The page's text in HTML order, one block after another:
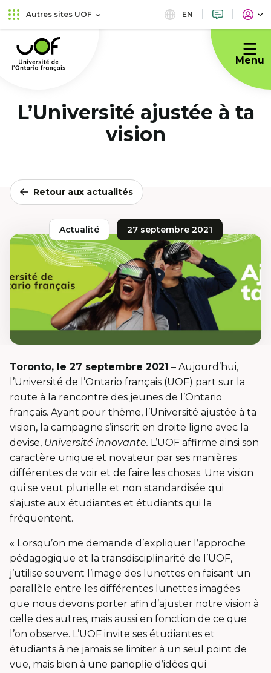
Aller
au
principal
Passer
au
contenu
Autres sites UOF EN
Université
de
l'Ontario
Menu
L’Université ajustée à ta
vision
Retour aux actualités
Actualité 27 septembre 2021
Toronto, le 27 septembre 2021 – Aujourd’hui,
l’Université de l’Ontario français (UOF) part sur la
route à la rencontre des jeunes de l’Ontario
français. Ayant pour thème, l’Université ajustée à ta
vision, la campagne s’inscrit en droite ligne avec la
devise, Université innovante. L’UOF affirme ainsi son
caractère unique et novateur par ses manières
différentes de voir et de faire les choses. Une vision
qui se veut plurielle et non standardisée qui
s'ajuste aux étudiantes et étudiants qui la
fréquentent.
« Lorsqu’on me demande d’expliquer l’approche
pédagogique et la transdisciplinarité de l’UOF,
j’utilise souvent l’image des lunettes en faisant un
parallèle entre les différentes lunettes imagées
que nous devons porter afin d’ajuster notre vision à
celle des autres, mais aussi en fonction de ce que
l’on observe. L’UOF invite ses étudiantes et
étudiants à ne jamais se limiter à un seul point de
vue, mais bien à une panoplie d’idées qui